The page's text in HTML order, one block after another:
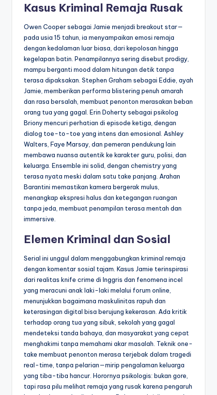
Kasus Kriminal Remaja Rusak
Owen Cooper sebagai Jamie menjadi breakout star—
pada usia 15 tahun, ia menyampaikan emosi remaja
dengan kedalaman luar biasa, dari kepolosan hingga
kegelapan batin. Penampilannya sering disebut prodigy,
mampu berganti mood dalam hitungan detik tanpa
terasa dipaksakan. Stephen Graham sebagai Eddie, ayah
Jamie, memberikan performa blistering penuh amarah
dan rasa bersalah, membuat penonton merasakan beban
orang tua yang gagal. Erin Doherty sebagai psikolog
Briony mencuri perhatian di episode ketiga, dengan
dialog toe-to-toe yang intens dan emosional. Ashley
Walters, Faye Marsay, dan pemeran pendukung lain
membawa nuansa autentik ke karakter guru, polisi, dan
keluarga. Ensemble ini solid, dengan chemistry yang
terasa nyata meski dalam satu take panjang. Arahan
Barantini memastikan kamera bergerak mulus,
menangkap ekspresi halus dan ketegangan ruangan
tanpa jeda, membuat penampilan terasa mentah dan
immersive.
Elemen Kriminal dan Sosial
Serial ini unggul dalam menggabungkan kriminal remaja
dengan komentar sosial tajam. Kasus Jamie terinspirasi
dari realitas knife crime di Inggris dan fenomena incel
yang meracuni anak laki-laki melalui forum online,
menunjukkan bagaimana maskulinitas rapuh dan
keterasingan digital bisa berujung kekerasan. Ada kritik
terhadap orang tua yang sibuk, sekolah yang gagal
mendeteksi tanda bahaya, dan masyarakat yang cepat
menghakimi tanpa memahami akar masalah. Teknik one-
take membuat penonton merasa terjebak dalam tragedi
real-time, tanpa pelarian—mirip pengalaman keluarga
yang tiba-tiba hancur. Horornya psikologis: bukan gore,
tapi rasa pilu melihat remaja yang rusak karena pengaruh